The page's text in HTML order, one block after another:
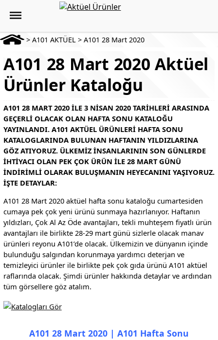
> A101 AKTÜEL > A101 28 Mart 2020
A101 28 Mart 2020 Aktüel
Ürünler Kataloğu
A101 28 MART 2020 ILE 3 NISAN 2020 TARIHLERI ARASINDA
GEÇERLI OLACAK OLAN HAFTA SONU KATALOĞU
YAYINLANDI. A101 AKTÜEL ÜRÜNLERI HAFTA SONU
KATALOGLARINDA BULUNAN HAFTANIN YILDIZLARINA
GÖZ ATIYORUZ. ÜLKEMIZ INSANLARININ SON GÜNLERDE
IHTIYACI OLAN PEK ÇOK ÜRÜN ILE 28 MART GÜNÜ
INDIRIMLI OLARAK BULUŞMANIN HEYECANINI YAŞIYORUZ.
İŞTE DETAYLAR:
A101 28 Mart 2020 aktüel hafta sonu kataloğu cumartesiden
cumaya pek çok yeni ürünü sunmaya hazırlanıyor. Haftanın
yıldızları, Çok Al Az Öde avantajları, tekli muhteşem fiyatlı ürün
avantajları ile birlikte 28-29 mart günü sizlerle olacak manav
ürünleri reyonu A101’de olacak. Ülkemizin ve dünyanın içinde
bulunduğu salgından korunmaya yardımcı deterjan ve
temizleyici ürünler ile birlikte pek çok gıda ürünü A101 aktüel
raflarında olacak. Şimdi ürünler hakkında detaylar ve ardından
tüm görsellere göz atalım.
A101 28 Mart 2020 | A101 Hafta Sonu